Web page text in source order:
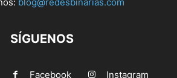
SÍGUENOS
Facebook Instagram